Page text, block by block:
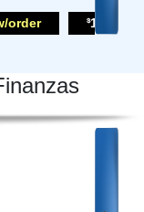
order $12